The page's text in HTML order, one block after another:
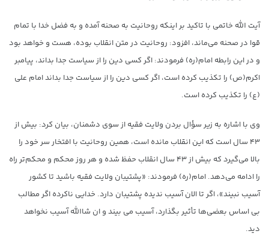
آیت الله خاتمی با تاکید بر اینکه روحانیت به صحنه آمده و به فضل خدا با تمام
قوا در صحنه می‌ماند، افزود: روحانیت در متن انقلاب بوده، هست و خواهد بود
و در این رابطه امام(ره) فرمودند: اگر کسی دین را از سیاست جدا بداند، پیامبر
اکرم(ص) را تکذیب کرده است، اگر کسی دین را از سیاست جدا بداند امام علی
(ع) را تکذیب کرده است.
وی با اشاره به زیر سؤال بردن ولایت فقیه از سوی دشمنان، بیان کرد: بیش از
۴۳ سال است که این انقلاب مانده است، همین روحانیت با افتخار سر خود را
بالا می‌گیرد که بیش از ۴۳ سال انقلاب حفظ شده و هر روز محکم و محکم‌تر راه
را ادامه می‌دهد. امام(ره) فرمودند: «پشتیبان ولایت فقیه باشید تا کشور
آسیب نبیند»، اگر تا الان آسیب ندیده پشتیبان دارد. خدایی ناکرده اگر مطالب
بی اساس بعضی‌ها تأثیر بگذارد، آسیب می بیند و ان شاالله آسیب نخواهد
دید.